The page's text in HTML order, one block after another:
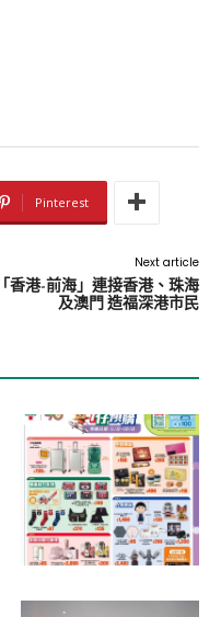
Pinterest
Next article
「香港-前海」連接香港、珠海
及澳門 造福深港市民